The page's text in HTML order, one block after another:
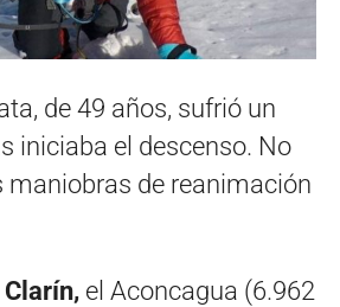
de 49 años, sufrió un
iniciaba el descenso. No
maniobras de reanimación
Clarín, el Aconcagua (6.962